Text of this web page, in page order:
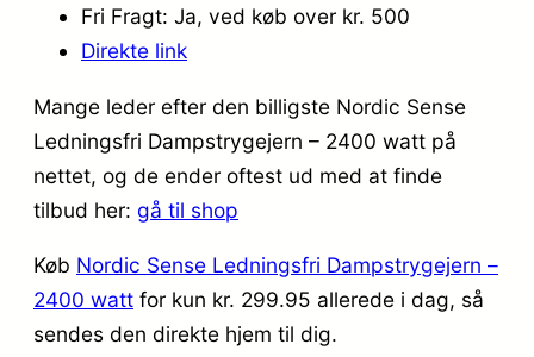
Fri Fragt: Ja, ved køb over kr. 500
Direkte link
Mange leder efter den billigste Nordic Sense
Ledningsfri Dampstrygejern – 2400 watt på
nettet, og de ender oftest ud med at finde
tilbud her: gå til shop
Køb Nordic Sense Ledningsfri Dampstrygejern –
2400 watt for kun kr. 299.95 allerede i dag, så
sendes den direkte hjem til dig.